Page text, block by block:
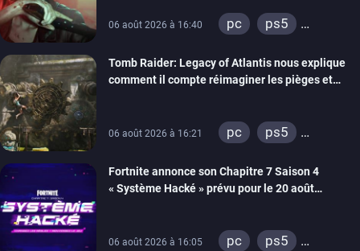
06 août 2026 à 16:40 pc
ps5
switch 2
Tomb Raider: Legacy of Atlantis nous explique
comment il compte réimaginer les pièges et
06 août 2026 à 16:21 pc
ps5
switch 2
Fortnite annonce son Chapitre 7 Saison 4
« Système Hacké » prévu pour le 20 août
06 août 2026 à 16:05 pc
ps5